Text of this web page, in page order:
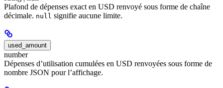
Plafond de dépenses exact en USD renvoyé sous forme de chaîne
décimale. null signifie aucune limite.
used_amount
number
Dépenses d’utilisation cumulées en USD renvoyées sous forme de
nombre JSON pour l’affichage.